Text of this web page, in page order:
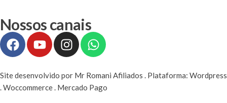
Nossos canais
Site desenvolvido por Mr Romani Afiliados . Plataforma: Wordpress
. Woccommerce . Mercado Pago